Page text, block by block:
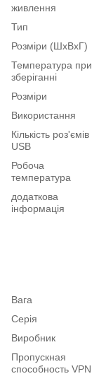
живлення
Тип
Розміри (ШxВxГ)
Температура при
зберіганні
Розміри
Використання
Кількість роз'ємів
USB
Робоча
температура
додаткова
інформація
Вага
Серія
Виробник
Пропускная
способность VPN